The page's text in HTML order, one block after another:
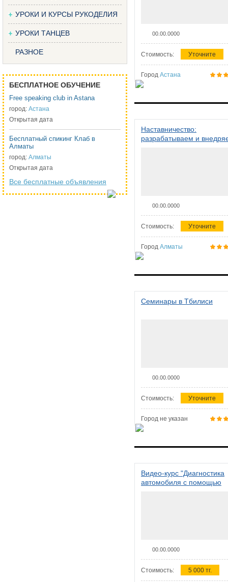
УРОКИ И КУРСЫ РУКОДЕЛИЯ
УРОКИ ТАНЦЕВ
РАЗНОЕ
БЕСПЛАТНОЕ ОБУЧЕНИЕ
Free speaking club in Astana
город: Астана
Открытая дата
Бесплатный спикинг Клаб в
Алматы
город: Алматы
Открытая дата
Все бесплатные объявления
00.00.0000
Стоимость: Уточните
Город Астана
Наставничество:
разрабатываем и
00.00.0000
Стоимость: Уточните
Город Алматы
Семинары в Тбилиси
00.00.0000
Стоимость: Уточните
Город не указан
Видео-курс "Диагностика
автомобиля с помощью
00.00.0000
Стоимость: 5 000 тг.